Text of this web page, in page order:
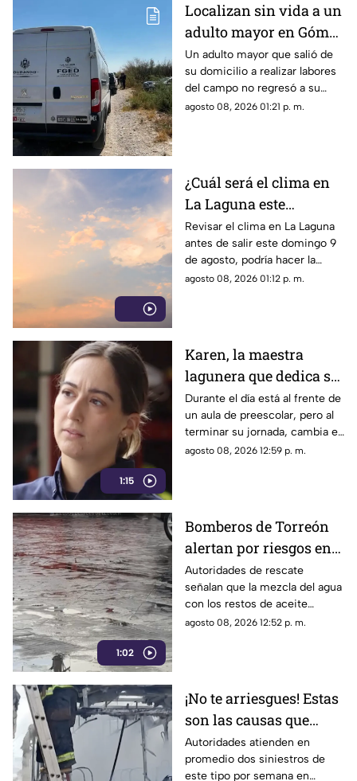
Localizan sin vida a un
adulto mayor en Gómez
Palacio; habría sufrido
un infarto
Un adulto mayor que salió de
su domicilio a realizar labores
del campo no regresó a su
hogar. Tras ser buscado por su
agosto 08, 2026 01:21 p. m.
¿Cuál será el clima en
La Laguna este
domingo 9 de agosto
2026?
Revisar el clima en La Laguna
antes de salir este domingo 9
de agosto, podría hacer la
diferencia entre un día
agosto 08, 2026 01:12 p. m.
1:15
Karen, la maestra
lagunera que dedica su
tiempo libre a ser
bombera voluntaria
Durante el día está al frente de
un aula de preescolar, pero al
terminar su jornada, cambia el
pizarrón por el uniforme de
agosto 08, 2026 12:59 p. m.
1:02
Bomberos de Torreón
alertan por riesgos en
el asfalto tras las
recientes lluvias
Autoridades de rescate
señalan que la mezcla del agua
con los restos de aceite
acumulados en la calle provoca
agosto 08, 2026 12:52 p. m.
¡No te arriesgues! Estas
son las causas que
provocan incendios en
vehículos
Autoridades atienden en
promedio dos siniestros de
este tipo por semana en